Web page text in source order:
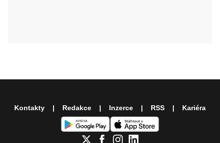
Kontakty Redakce Inzerce RSS Kariéra